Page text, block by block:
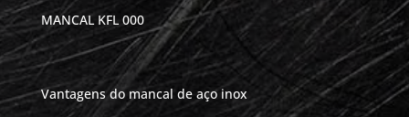
MANCAL KFL 000
Vantagens do mancal de aço inox